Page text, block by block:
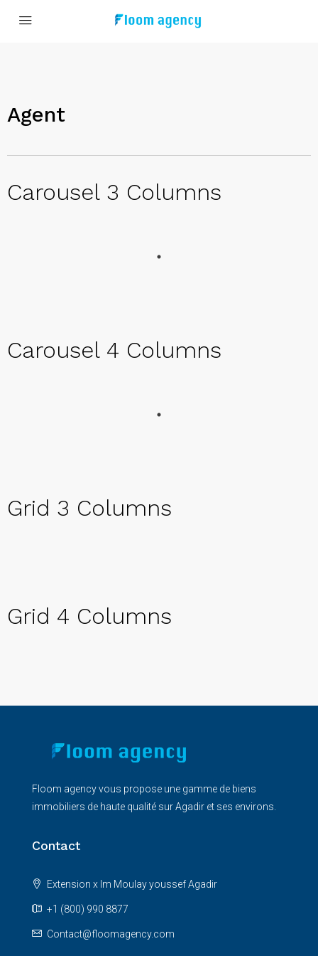
Agent
Carousel 3 Columns
Carousel 4 Columns
Grid 3 Columns
Grid 4 Columns
Floom agency vous propose une gamme de biens
immobiliers de haute qualité sur Agadir et ses environs.
Contact
Extension x Im Moulay youssef Agadir
+1 (800) 990 8877
Contact@floomagency.com